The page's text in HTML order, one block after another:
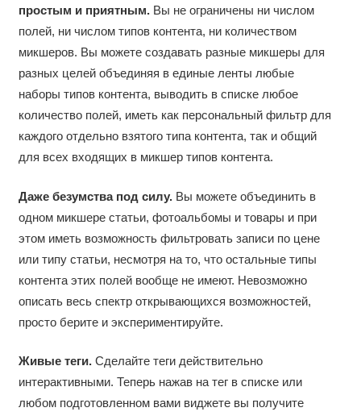
простым и приятным.Вы не ограничены ни числом
полей, ни числом типов контента, ни количеством
микшеров. Вы можете создавать разные микшеры для
разных целей объединяя в единые ленты любые
наборы типов контента, выводить в списке любое
количество полей, иметь как персональный фильтр для
каждого отдельно взятого типа контента, так и общий
для всех входящих в микшер типов контента.
Даже безумства под силу.Вы можете объединить в
одном микшере статьи, фотоальбомы и товары и при
этом иметь возможность фильтровать записи по цене
или типу статьи, несмотря на то, что остальные типы
контента этих полей вообще не имеют. Невозможно
описать весь спектр открывающихся возможностей,
просто берите и экспериментируйте.
Живые теги.Сделайте теги действительно
интерактивными. Теперь нажав на тег в списке или
любом подготовленном вами виджете вы получите